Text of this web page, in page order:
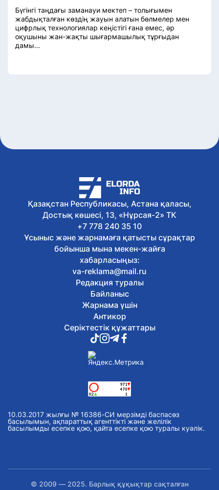
Бүгінгі таңдағы заманауи мектеп – толығымен
жабдықталған көздің жауын алатын бөлмелер мен
цифрлық технологиялар кеңістігі ғана емес, әр
оқушыны жан-жақты шығармашылық тұрғыдан
дамы...
Қазақстан Республикасы, Астана қаласы,
Достық көшесі, 13, «Нұрсая-2» ТК
+7 778 240 35 10
Ұсыныс және жарнамаға қатысты сұрақтар
бойынша мына мекен-жайға
хабарласыңыз:
va-reklama@mail.ru
Редакция туралы
Байланыс
Жарнама үшін
Антикор
Серіктестік құжаттары
10.03.2017 жылғы № 16386-СИ мерзімді баспасөз
басылымын, ақпараттық агенттікті және желілік
басылымды есепке қою, қайта есепке қою туралы куәлік.
© 2009 — 2025. Барлық құқықтар сақталған